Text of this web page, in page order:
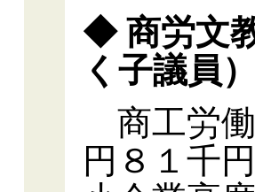
◆ 商労文
く子議員
商工労働
円８１千